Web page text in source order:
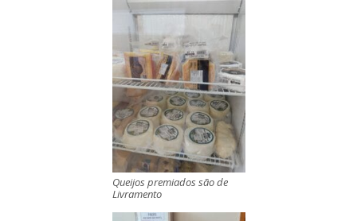
Queijos premiados são de
Livramento